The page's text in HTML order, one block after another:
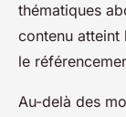
thématiques
contenu atteint
le
Au-delà des